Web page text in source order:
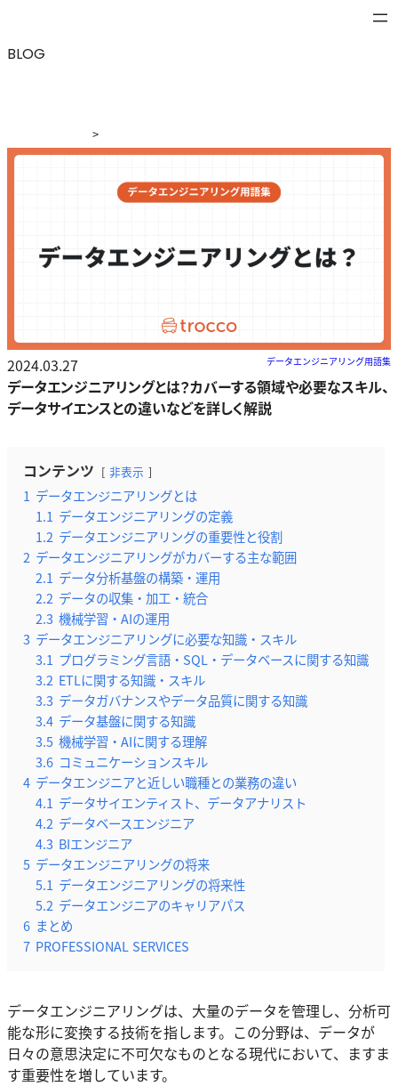
BLOG
>
ブログ>データエンジニアリングとは？カバーする領域や
必要なスキル、データサイエンスとの違いなどを詳しく解説
2024.03.27 データエンジニアリング用語集
データエンジニアリングとは？カバーする領域や必要なスキル、
データサイエンスとの違いなどを詳しく解説
コンテンツ 非表示
1 データエンジニアリングとは
1.1 データエンジニアリングの定義
1.2 データエンジニアリングの重要性と役割
2 データエンジニアリングがカバーする主な範囲
2.1 データ分析基盤の構築・運用
2.2 データの収集・加工・統合
2.3 機械学習・AIの運用
3 データエンジニアリングに必要な知識・スキル
3.1 プログラミング言語・SQL・データベースに関する知識
3.2 ETLに関する知識・スキル
3.3 データガバナンスやデータ品質に関する知識
3.4 データ基盤に関する知識
3.5 機械学習・AIに関する理解
3.6 コミュニケーションスキル
4 データエンジニアと近しい職種との業務の違い
4.1 データサイエンティスト、データアナリスト
4.2 データベースエンジニア
4.3 BIエンジニア
5 データエンジニアリングの将来
5.1 データエンジニアリングの将来性
5.2 データエンジニアのキャリアパス
6 まとめ
7 PROFESSIONAL SERVICES
データエンジニアリングは、大量のデータを管理し、分析可
能な形に変換する技術を指します。この分野は、データが
日々の意思決定に不可欠なものとなる現代において、ますま
す重要性を増しています。